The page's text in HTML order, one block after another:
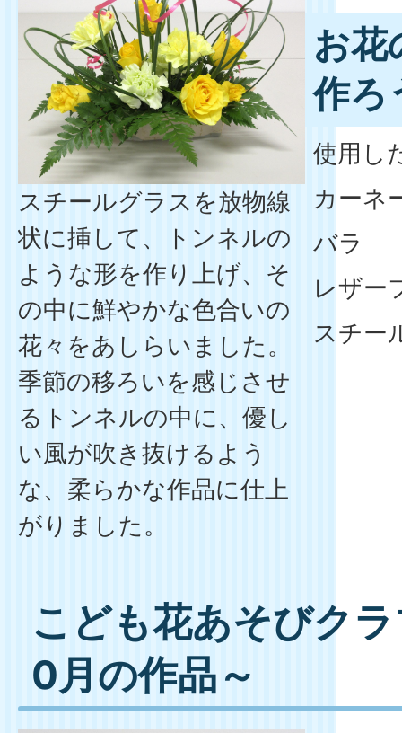
スチールグラスを放物線
状に挿して、トンネルの
ような形を作り上げ、そ
の中に鮮やかな色合いの
花々をあしらいました。
季節の移ろいを感じさせ
るトンネルの中に、優し
い風が吹き抜けるよう
な、柔らかな作品に仕上
がりました。
お花
作ろ
使用し
カーネ
バラ
レザー
スチー
こども花あそびク
0月の作品～